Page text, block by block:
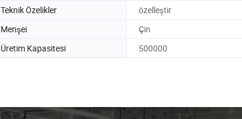
Teknik Özelikler
özelleştir
Menşei
Çin
Üretim Kapasitesi 500000